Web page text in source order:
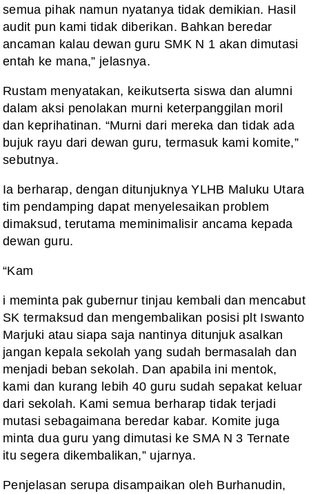
semua pihak namun nyatanya tidak demikian. Hasil
audit pun kami tidak diberikan. Bahkan beredar
ancaman kalau dewan guru SMK N 1 akan dimutasi
entah ke mana,” jelasnya.
Rustam menyatakan, keikutserta siswa dan alumni
dalam aksi penolakan murni keterpanggilan moril
dan keprihatinan. “Murni dari mereka dan tidak ada
bujuk rayu dari dewan guru, termasuk kami komite,”
sebutnya.
Ia berharap, dengan ditunjuknya YLHB Maluku Utara
tim pendamping dapat menyelesaikan problem
dimaksud, terutama meminimalisir ancama kepada
dewan guru.
“Kam
i meminta pak gubernur tinjau kembali dan mencabut
SK termaksud dan mengembalikan posisi plt Iswanto
Marjuki atau siapa saja nantinya ditunjuk asalkan
jangan kepala sekolah yang sudah bermasalah dan
menjadi beban sekolah. Dan apabila ini mentok,
kami dan kurang lebih 40 guru sudah sepakat keluar
dari sekolah. Kami semua berharap tidak terjadi
mutasi sebagaimana beredar kabar. Komite juga
minta dua guru yang dimutasi ke SMA N 3 Ternate
itu segera dikembalikan,” ujarnya.
Penjelasan serupa disampaikan oleh Burhanudin,